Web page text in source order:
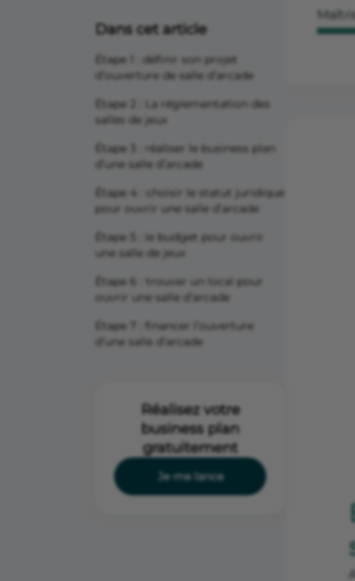
Dans cet article
Étape 1 : définir son projet
d’ouverture de salle d’arcade
Étape 2 : La réglementation des
salles de jeux
Étape 3 : réaliser le business plan
d’une salle d’arcade
Étape 4 : choisir le statut juridique
pour ouvrir une salle d’arcade
Étape 5 : le budget pour ouvrir
une salle de jeux
Étape 6 : trouver un local pour
ouvrir une salle d’arcade
Étape 7 : financer l’ouverture
d’une salle d’arcade
Réalisez votre
business plan
gratuitement
Je me lance